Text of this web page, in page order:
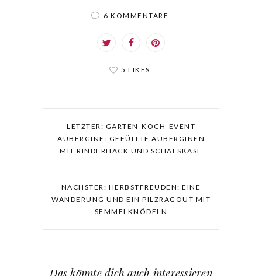
6 KOMMENTARE
5 LIKES
LETZTER: GARTEN-KOCH-EVENT
AUBERGINE: GEFÜLLTE AUBERGINEN
MIT RINDERHACK UND SCHAFSKÄSE
NÄCHSTER: HERBSTFREUDEN: EINE
WANDERUNG UND EIN PILZRAGOUT MIT
SEMMELKNÖDELN
Das könnte dich auch interessieren